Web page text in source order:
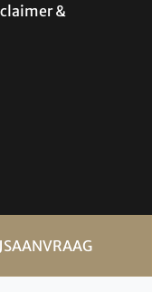
&
Privacybeleid